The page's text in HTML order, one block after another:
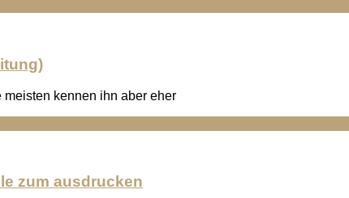
meisten kennen ihn aber eher
zum ausdrucken